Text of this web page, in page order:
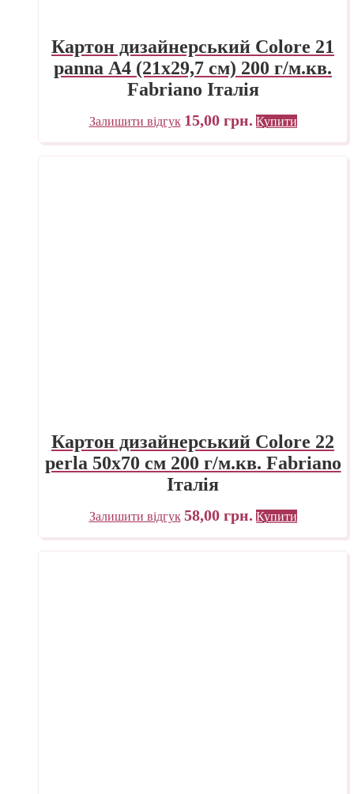
Картон дизайнерський Colore 21
panna А4 (21х29,7 см) 200 г/м.кв.
Fabriano Італія
Залишити відгук 15,00 грн. Купити
Картон дизайнерський Colore 22
perla 50х70 см 200 г/м.кв. Fabriano
Італія
Залишити відгук 58,00 грн. Купити